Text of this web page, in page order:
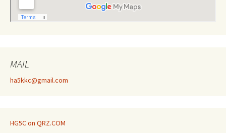
MAIL
ha5kkc@gmail.com
HG5C on QRZ.COM